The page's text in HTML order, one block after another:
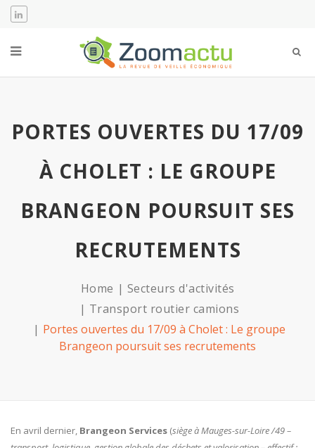
PORTES OUVERTES DU 17/09
À CHOLET : LE GROUPE
BRANGEON POURSUIT SES
RECRUTEMENTS
Home
Secteurs d'activités
Transport routier camions
Portes ouvertes du 17/09 à Cholet : Le groupe
Brangeon poursuit ses recrutements
En avril dernier, Brangeon Services (siège à Mauges-sur-Loire /49 –